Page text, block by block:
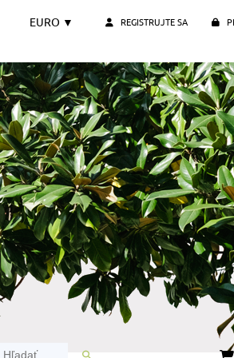
REGISTRUJTE SA
EURO ▼